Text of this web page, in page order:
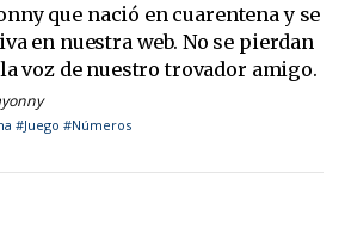
que nació en cuarentena y se
en nuestra web. No se pierdan
voz de nuestro trovador amigo.
#Juego #Números